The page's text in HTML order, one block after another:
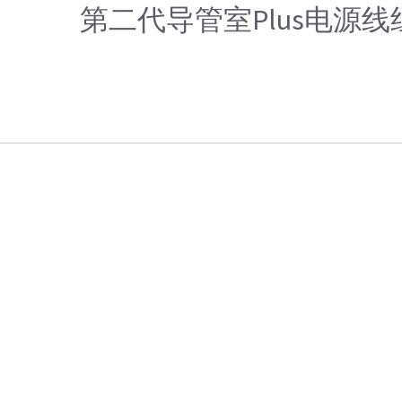
第二代导管室Plus电源线